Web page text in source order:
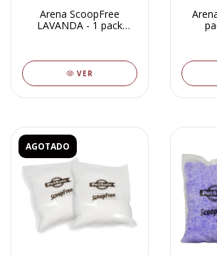
Arena ScoopFree
LAVANDA - 1 pack
VER
AGOTADO